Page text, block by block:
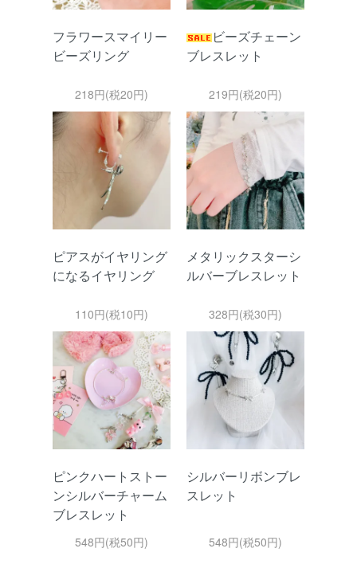
フラワースマイリー
ビーズリング
218円(税20円)
ビーズチェーン
ブレスレット
219円(税20円)
ピアスがイヤリング
になるイヤリング
110円(税10円)
メタリックスターシ
ルバーブレスレット
328円(税30円)
ピンクハートストー
ンシルバーチャーム
ブレスレット
548円(税50円)
シルバーリボンブレ
スレット
548円(税50円)